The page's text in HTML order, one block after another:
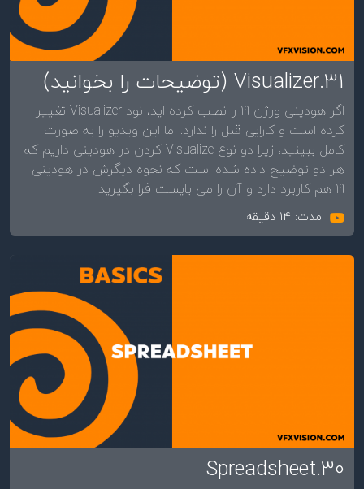
31.Visualizer (توضیحات را بخوانید)
اگر هودینی ورژن 19 را نصب کرده اید، نود Visualizer تغییر
کرده است و کارایی قبل را ندارد. اما این ویدیو را به صورت
کامل ببینید، زیرا دو نوع Visualize کردن در هودینی داریم که
هر دو توضیح داده شده است که نحوه دیگرش در هودینی
19 هم کاربرد دارد و آن را می بایست فرا بگیرید.
مدت: 14 دقیقه
30.Spreadsheet